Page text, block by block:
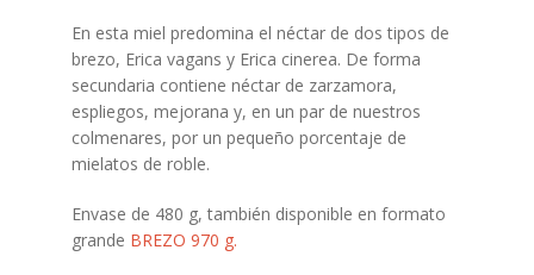
En esta miel predomina el néctar de dos tipos de
brezo, Erica vagans y Erica cinerea. De forma
secundaria contiene néctar de zarzamora,
espliegos, mejorana y, en un par de nuestros
colmenares, por un pequeño porcentaje de
mielatos de roble.
Envase de 480 g, también disponible en formato
grande BREZO 970 g.